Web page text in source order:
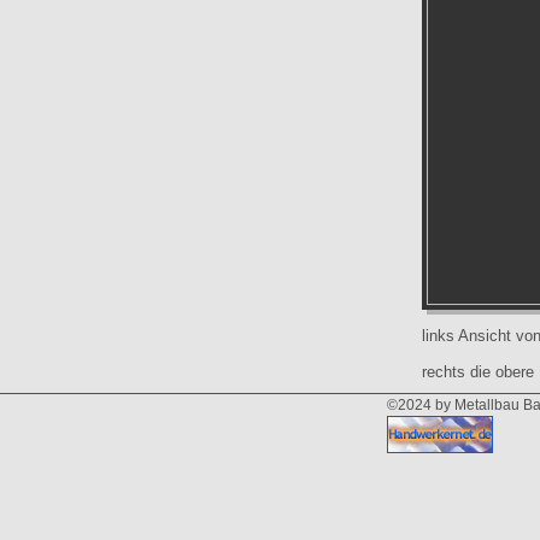
links Ansicht
rechts die obere
©2024 by Metallbau